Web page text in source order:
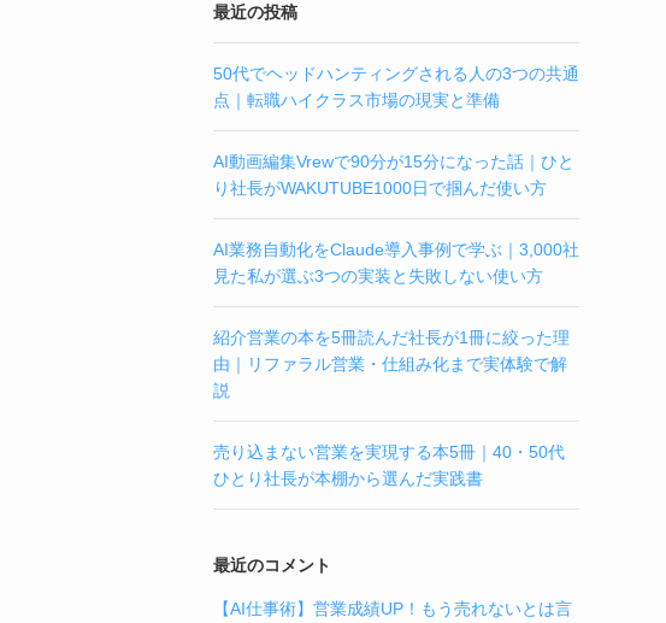
最近の投稿
50代でヘッドハンティングされる人の3つの共通
点｜転職ハイクラス市場の現実と準備
AI動画編集Vrewで90分が15分になった話｜ひと
り社長がWAKUTUBE1000日で掴んだ使い方
AI業務自動化をClaude導入事例で学ぶ｜3,000社
見た私が選ぶ3つの実装と失敗しない使い方
紹介営業の本を5冊読んだ社長が1冊に絞った理
由｜リファラル営業・仕組み化まで実体験で解
説
売り込まない営業を実現する本5冊｜40・50代
ひとり社長が本棚から選んだ実践書
最近のコメント
【AI仕事術】営業成績UP！もう売れないとは言